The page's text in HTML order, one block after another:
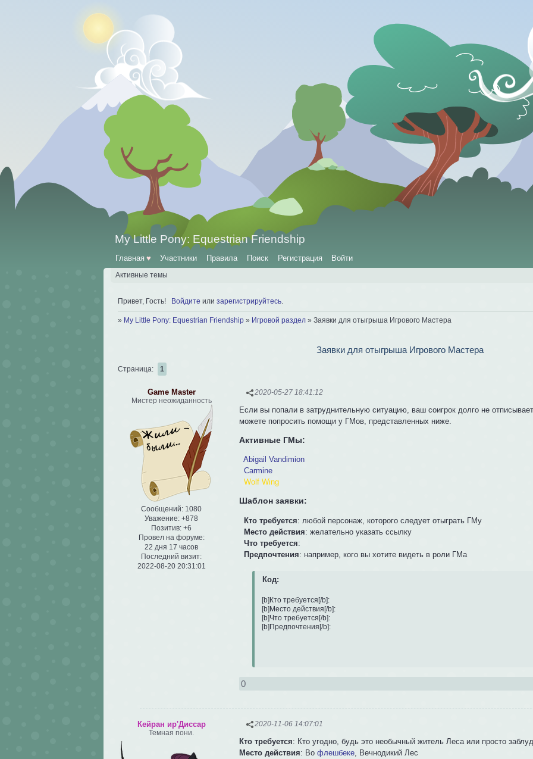
My Little Pony: Equestrian Friendship
Главная ♥ Участники Правила Поиск Регистрация Войти
Активные темы
Привет, Гость! Войдите или зарегистрируйтесь
» My Little Pony: Equestrian Friendship » Игровой раздел » Заявки для отыгрыша Игрового Мастера
Заявки для отыгрыша Игрового Мастера
Страница: 1
2020-05-27 18:41:12
Game Master
Мистер неожиданность
Сообщений: 1080
Уважение: +878
Позитив: +6
Провел на форуме:
22 дня 17 часов
Последний визит:
2022-08-20 20:31:01
Если вы попали в затруднительную ситуацию, ваш соигрок долго не
можете попросить помощи у ГМов, представленных ниже.
Активные ГМы:
Abigail Vandimion
Carmine
Wolf Wing
Шаблон заявки:
Кто требуется: любой персонаж, которого следует отыграть ГМу
Место действия: желательно указать ссылку
Что требуется:
Предпочтения: например, кого вы хотите видеть в роли ГМа
Код:
[b]Кто требуется[/b]:
[b]Место действия[/b]:
[b]Что требуется[/b]:
[b]Предпочтения[/b]:
0
2020-11-06 14:07:01
Кейран ир'Диссар
Темная пони.
Кто требуется: Кто угодно, будь это необычный житель Леса или просто
Место действия: Вофлешбеке, Вечнодикий Лес